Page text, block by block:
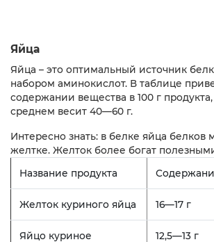
Яйца
Яйца – это оптимальный источник
набором аминокислот. В таблице
содержании вещества в 100 г
среднем весит 40—60 г.
Интересно знать: в белке яйца белков
желтке. Желток более богат
Название продукта
Желток куриного яйца 16—17 г
Яйцо куриное 12,5—13 г